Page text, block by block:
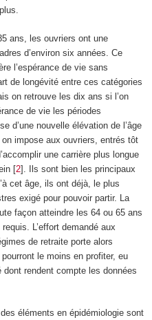
ans, les ouvriers ont une
d’environ six années. Ce
l’espérance de vie sans
de longévité entre ces catégories
on retrouve les dix ans si l’on
de vie les périodes
d’une nouvelle élévation de l’âge
impose aux ouvriers, entrés tôt
une carrière plus longue
[2] . Ils sont bien les principaux
cet âge, ils ont déjà, le plus
exigé pour pouvoir partir. La
façon atteindre les 64 ou 65 ans
L’effort demandé aux
de retraite porte alors
le moins en profiter, eu
rendent compte les données
éléments en épidémiologie sont